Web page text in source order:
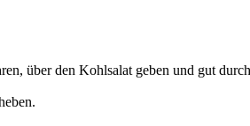
über den Kohlsalat geben und gut